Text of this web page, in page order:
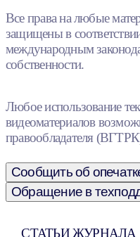
Все права на любые
защищены в
международным
собственности.
Любое использование
видеоматериалов
правообладателя
Сообщить об
Обращение в
СТАТЬИ ЖУРНАЛА